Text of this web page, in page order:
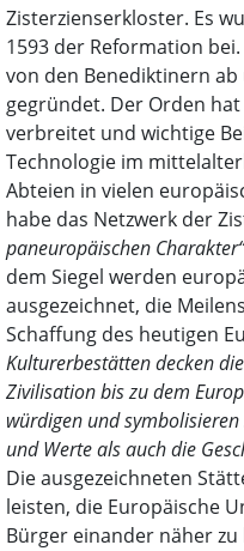
Zisterzienserkloster. Es
1593 der Reformation
von den Benediktinern
gegründet. Der Orden
verbreitet und wichtige
Technologie im
Abteien in vielen
habe das Netzwerk der
paneuropäischen Charakter“
dem Siegel werden
ausgezeichnet, die
Schaffung des heutigen
Kulturerbestätten decken
Zivilisation bis zu dem
würdigen und
und Werte als auch die
Die ausgezeichneten
leisten, die Europäische
Bürger einander näher zu